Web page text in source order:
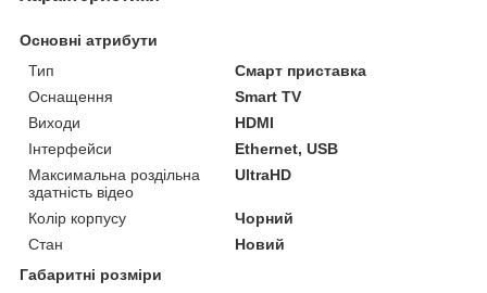
Основні атрибути
Тип
Смарт приставка
Оснащення
Smart TV
Виходи
HDMI
Інтерфейси
Ethernet, USB
Максимальна роздільна
здатність відео
UltraHD
Колір корпусу
Чорний
Стан
Новий
Габаритні розміри